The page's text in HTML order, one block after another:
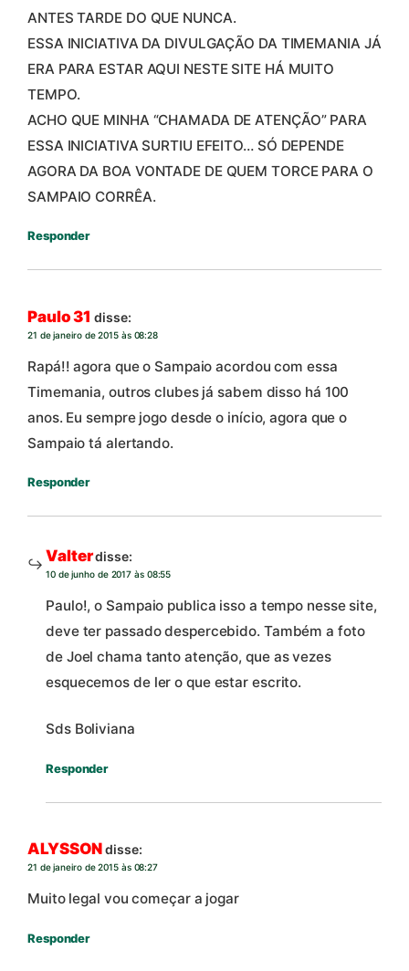
ANTES TARDE DO QUE NUNCA.
ESSA INICIATIVA DA DIVULGAÇÃO DA TIMEMANIA JÁ
ERA PARA ESTAR AQUI NESTE SITE HÁ MUITO
TEMPO.
ACHO QUE MINHA “CHAMADA DE ATENÇÃO” PARA
ESSA INICIATIVA SURTIU EFEITO… SÓ DEPENDE
AGORA DA BOA VONTADE DE QUEM TORCE PARA O
SAMPAIO CORRÊA.
Responder
Paulo 31 disse:
21 de janeiro de 2015 às 08:28
Rapá!! agora que o Sampaio acordou com essa
Timemania, outros clubes já sabem disso há 100
anos. Eu sempre jogo desde o início, agora que o
Sampaio tá alertando.
Responder
Valterdisse:
10 de junho de 2017 às 08:55
Paulo!, o Sampaio publica isso a tempo nesse site,
deve ter passado despercebido. Também a foto
de Joel chama tanto atenção, que as vezes
esquecemos de ler o que estar escrito.
Sds Boliviana
Responder
ALYSSONdisse:
21 de janeiro de 2015 às 08:27
Muito legal vou começar a jogar
Responder